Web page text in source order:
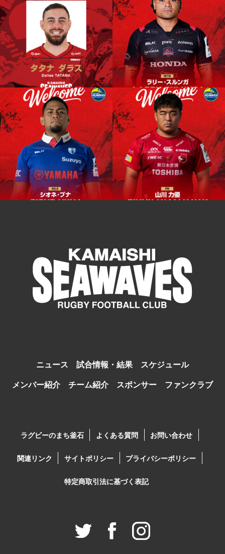
ニュース 試合情報・結果
スケジュール
メンバー紹介
チーム紹介 スポンサー ファンクラブ
ラグビーのまち釜石 よくある質問 お問い合わせ
関連リンク サイトポリシー プライバシーポリシー
特定商取引法に基づく表記